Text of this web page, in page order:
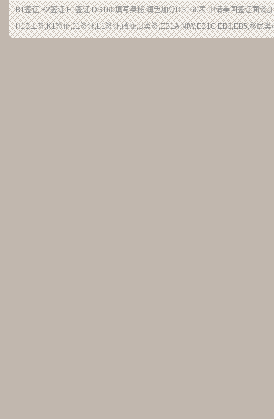
B1签证.B2签证.F1签证.DS160填写奥秘,润色加分DS160表,申请美国签证面谈
H1B工签,K1签证,J1签证,L1签证,政庇,U类签,EB1A,NIW,EB1C,EB3,EB5,移民